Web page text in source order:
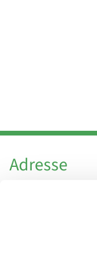
Adresse
Hl. Theresa von
Leitender Pfarrer